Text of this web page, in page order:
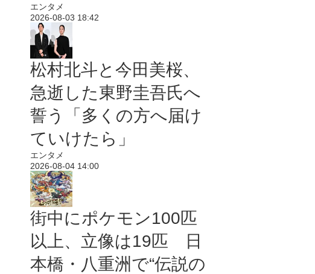
エンタメ
2026-08-03 18:42
松村北斗と今田美桜、
急逝した東野圭吾氏へ
誓う「多くの方へ届け
ていけたら」
エンタメ
2026-08-04 14:00
街中にポケモン100匹
以上、立像は19匹 日
本橋・八重洲で“伝説の